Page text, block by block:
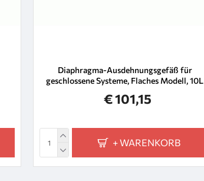
Diaphragma-Ausdehnungsgefäß für
geschlossene Systeme, Flaches Modell, 10L
€ 101,15
+ WARENKORB